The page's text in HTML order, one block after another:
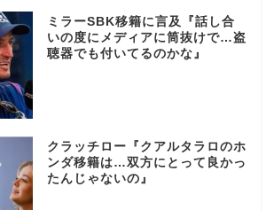
ミラーSBK移籍に言及『話し合
いの度にメディアに筒抜けで…盗
聴器でも付いてるのかな』
クラッチロー『クアルタラロのホ
ンダ移籍は…双方にとって良かっ
たんじゃないの』